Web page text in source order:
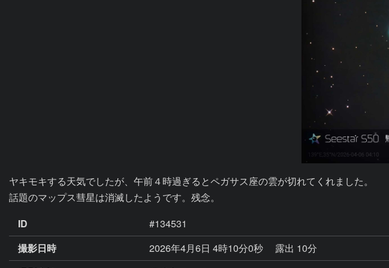
ヤキモキする天気でしたが、午前４時過ぎるとペガサス座の雲が切れてくれました。
話題のマップス彗星は消滅したようです。残念。
ID
#134531
撮影日時
2026年4月6日 4時10分0秒
露出 10分